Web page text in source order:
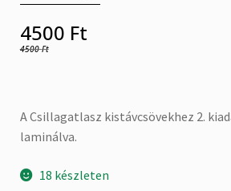
4500 Ft
4500Ft
A Csillagatlasz kistávcsövekhez 2.
laminálva.
18 készleten